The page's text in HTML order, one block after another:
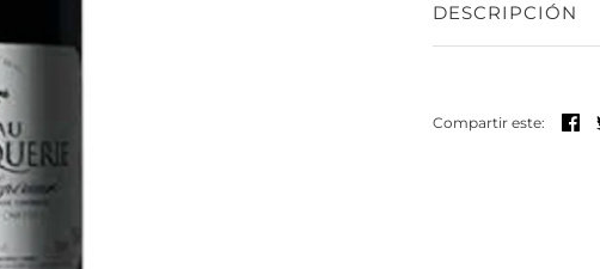
DESCRIPCIÓN
Compartir este: